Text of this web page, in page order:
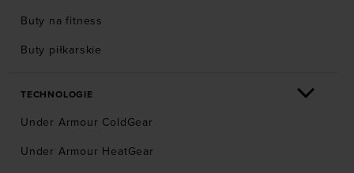
Buty na fitness
Buty piłkarskie
TECHNOLOGIE
Under Armour ColdGear
Under Armour HeatGear